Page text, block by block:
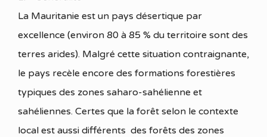
La Mauritanie est un pays désertique par
excellence (environ 80 à 85 % du territoire sont des
terres arides). Malgré cette situation contraignante,
le pays recèle encore des formations forestières
typiques des zones saharo-sahélienne et
sahéliennes. Certes que la forêt selon le contexte
local est aussi différents des forêts des zones